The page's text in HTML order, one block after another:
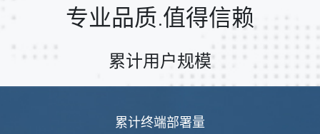
专业品质.值得信赖
累计用户规模
累计终端部署量